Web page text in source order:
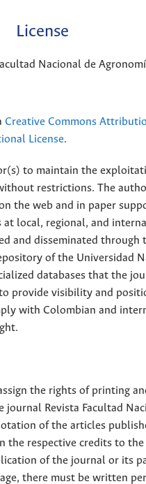
License
Nacional de
Creative Commons
License.
to maintain the
restrictions. The
the web and in paper
at local, regional, and
and disseminated through
of the Universidad
databases that the
provide visibility and
with Colombian and
the rights of printing
Revista Facultad
of the articles
the respective credits to
of the journal or its
there must be written